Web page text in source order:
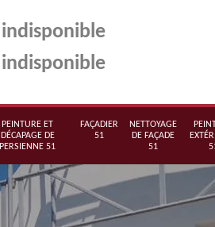
indisponible
indisponible
PEINTURE ET
DÉCAPAGE DE
PERSIENNE 51
FAÇADIER
51
NETTOYAGE
DE FAÇADE
51